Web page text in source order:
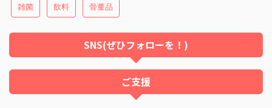
雑菌 飲料 骨董品
SNS(ぜひフォローを！)
ご支援